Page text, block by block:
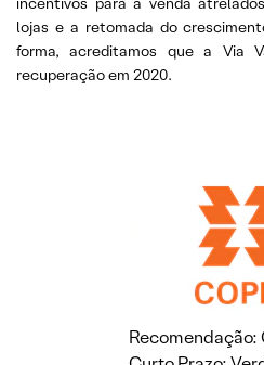
lojas e a retomada do
forma, acreditamos que a Via
recuperação em 2020.
Recomendação: